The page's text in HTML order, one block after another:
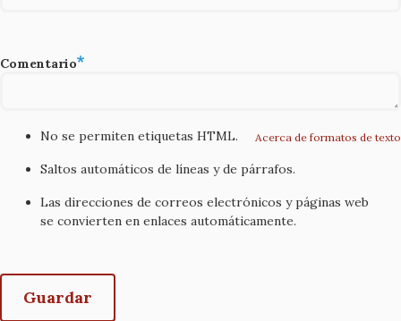
Comentario
Acerca de formatos de texto
No se permiten etiquetas HTML.
Saltos automáticos de líneas y de párrafos.
Las direcciones de correos electrónicos y páginas web
se convierten en enlaces automáticamente.